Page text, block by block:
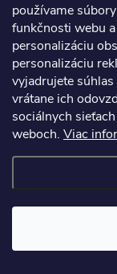
používame
funkčnosti webu
personalizáciu
personalizáciu
vyjadrujete
vrátane ich
sociálnych
weboch. Viac
Copyright 2026